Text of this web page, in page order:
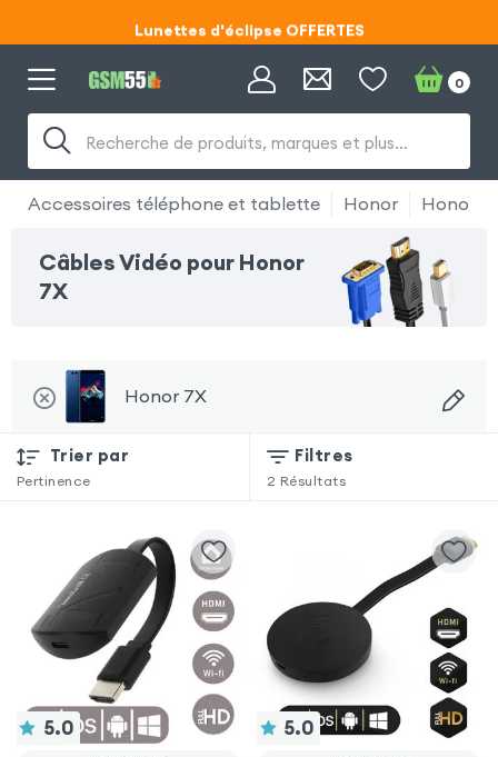
Lunettes d'éclipse OFFERTES
Code ECLIPSE55
Recherche de produits, marques et plus…
0
Accessoires téléphone et tablette Honor Honor
Câbles Vidéo pour Honor
7X
Honor 7X
Trier par
Pertinence
Filtres
2 Résultats
5.0 5.0